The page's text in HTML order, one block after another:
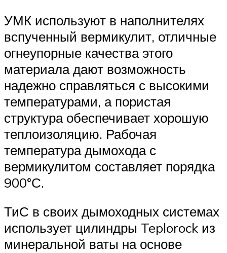
УМК используют в наполнителях
вспученный вермикулит, отличные
огнеупорные качества этого
материала дают возможность
надежно справляться с высокими
температурами, а пористая
структура обеспечивает хорошую
теплоизоляцию. Рабочая
температура дымохода с
вермикулитом составляет порядка
900°С.
ТиС в своих дымоходных системах
использует цилиндры Teplorock из
минеральной ваты на основе